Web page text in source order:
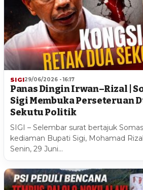
SIGI29/06/2026 - 16:17
Panas Dingin Irwan–Rizal |
Sigi Membuka Perseteruan
Sekutu Politik
SIGI – Selembar surat bertajuk
kediaman Bupati Sigi, Mohamad
Senin, 29 Juni…